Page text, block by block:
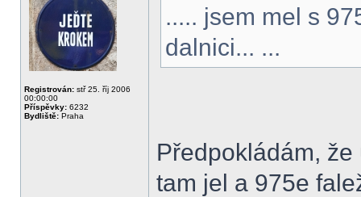
Registrován: stř 25. říj 2006
00:00:00
Příspěvky: 6232
Bydliště: Praha
..... jsem mel s
dalnici... ...
Předpokládám,
tam jel a 975e